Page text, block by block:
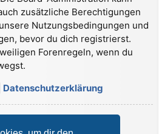
zusätzliche Berechtigungen
Nutzungsbedingungen und
bevor du dich registrierst.
Forenregeln, wenn du
Datenschutzerklärung